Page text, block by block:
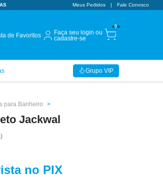
Meus Pedidos Fale Conosco
de Favoritos
Faça seu login ou
cadastre-se
0
Grupo VIP
para Banheiro
Jackwal
no PIX